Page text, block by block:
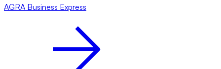
AGRA Business Express